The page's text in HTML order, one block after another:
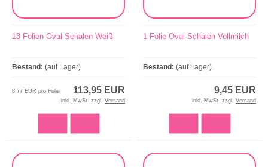
13 Folien Oval-Schalen Weiß
Bestand: (auf Lager)
113,95 EUR
8,77 EUR pro Folie
inkl. MwSt. zzgl. Versand
1 Folie Oval-Schalen Vollmilch
Bestand: (auf Lager)
9,45 EUR
inkl. MwSt. zzgl. Versand